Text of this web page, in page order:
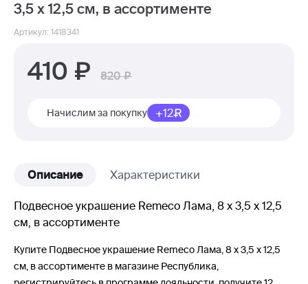
3,5 х 12,5 см, в ассортименте
Артикул: 1418341
410 820
Начислим за покупку +12
Описание Характеристики
Подвесное украшение Remeco Лама, 8 х 3,5 х 12,5
см, в ассортименте
Купите Подвесное украшение Remeco Лама, 8 х 3,5 х 12,5
см, в ассортименте в магазине Республика,